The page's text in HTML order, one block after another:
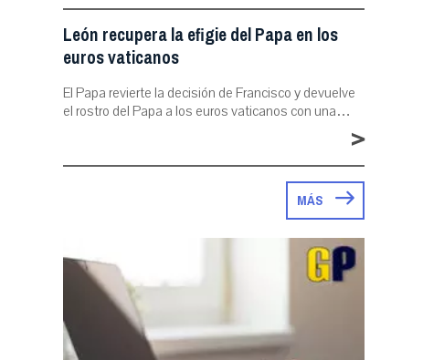
León recupera la efigie del Papa en los
euros vaticanos
El Papa revierte la decisión de Francisco y devuelve
el rostro del Papa a los euros vaticanos con una…
>
MÁS